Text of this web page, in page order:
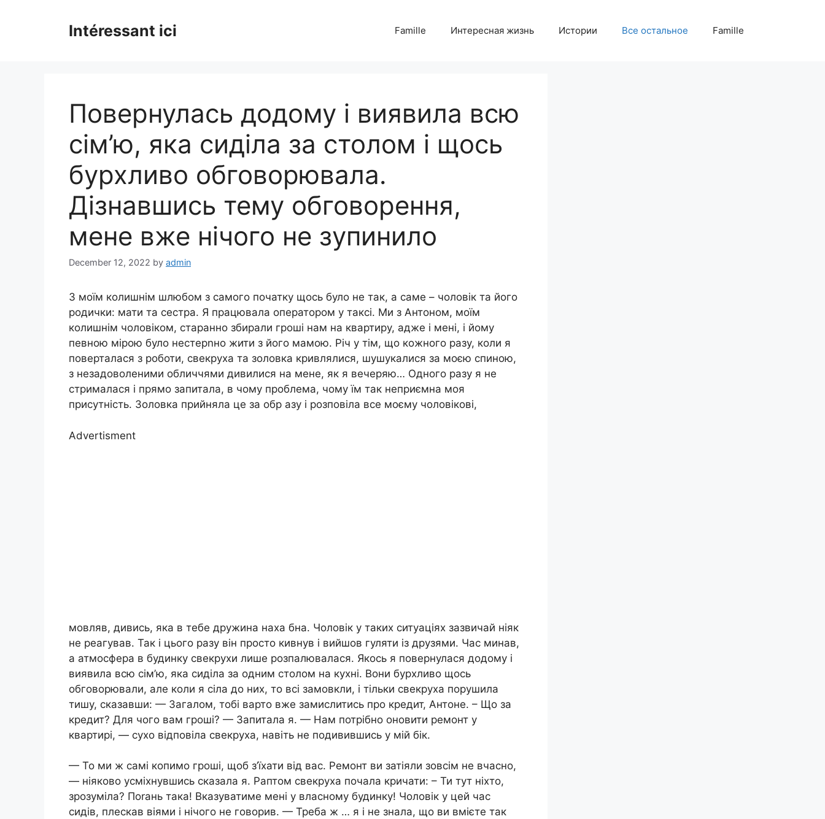
Intéressant ici Famille Интересная жизнь Истории Все остальное Famille
Повернулась додому і виявила всю
сім’ю, яка сиділа за столом і щось
бурхливо обговорювала.
Дізнавшись тему обговорення,
мене вже нічого не зупинило
December 12, 2022 by admin
З моїм колишнім шлюбом з самого початку щось було не так, а саме – чоловік та його
родички: мати та сестра. Я працювала оператором у таксі. Ми з Антоном, моїм
колишнім чоловіком, старанно збирали гроші нам на квартиру, адже і мені, і йому
певною мірою було нестерnно жити з його мамою. Річ у тім, що кожного разу, коли я
поверталася з роботи, свекруха та золовка кривлялися, шушукалися за моєю спиною,
з незадоволеними обличчями дивилися на мене, як я вечеряю… Одного разу я не
стрималася і прямо запитала, в чому проблема, чому їм так неприємна моя
присутність. Золовка прийняла це за обр азу і розповіла все моєму чоловікові,
Advertisment
мовляв, дивись, яка в тебе дружина наха бна. Чоловік у таких ситуаціях зазвичай ніяк
не реагував. Так і цього разу він просто кивнув і вийшов гуляти із друзями. Час минав,
а атмосфера в будинку свекрухи лише розпалювалася. Якось я повернулася додому і
виявила всю сім’ю, яка сиділа за одним столом на кухні. Вони бурхливо щось
обговорювали, але коли я сіла до них, то всі замовкли, і тільки свекруха порушила
тишу, сказавши: — Загалом, тобі варто вже замислитись про кредит, Антоне. – Що за
кредит? Для чого вам гроші? — Запитала я. — Нам потрібно оновити ремонт у
квартирі, — сухо відповіла свекруха, навіть не подивившись у мій бік.
— То ми ж самі копимо гроші, щоб з’їхати від вас. Ремонт ви затіяли зовсім не вчасно,
— ніяково усміхнувшись сказала я. Раптом свекруха почала кричати: – Ти тут ніхто,
зрозуміла? Пorань така! Вказуватиме мені у власному будинку! Чоловік у цей час
сидів, плескав віями і нічого не говорив. — Треба ж … я і не знала, що ви вмієте так